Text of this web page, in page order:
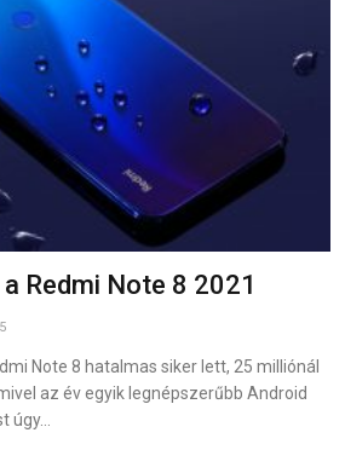
Redmi Note 8 2021
Note 8 hatalmas siker lett, 25 milliónál
az év egyik legnépszerűbb Android
úgy…